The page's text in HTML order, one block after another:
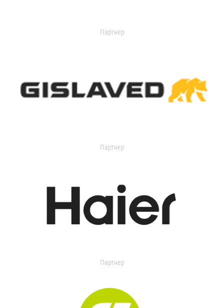
Партнер
Партнер
Партнер